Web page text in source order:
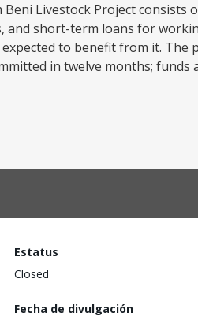
Livestock Project
and short-term loans for
to benefit from it.
in twelve months; funds
Estatus
Closed
Fecha de divulgación